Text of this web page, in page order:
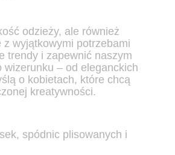
odzieży, ale również
wyjątkowymi potrzebami
trendy i zapewnić naszym
– od eleganckich
o kobietach, które chcą
kreatywności.
spódnic plisowanych i